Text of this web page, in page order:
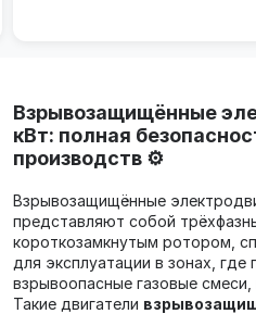
Взрывозащищённые
кВт: полная
производств ⚙️
Взрывозащищённые
представляют собой
короткозамкнутым ротором,
для эксплуатации в зонах, где
взрывоопасные газовые
Такие двигатели